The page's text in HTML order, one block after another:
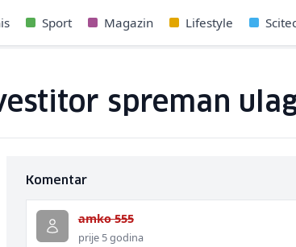
Sport Magazin Lifestyle
spreman
Komentar
amko 555
prije 5 godina